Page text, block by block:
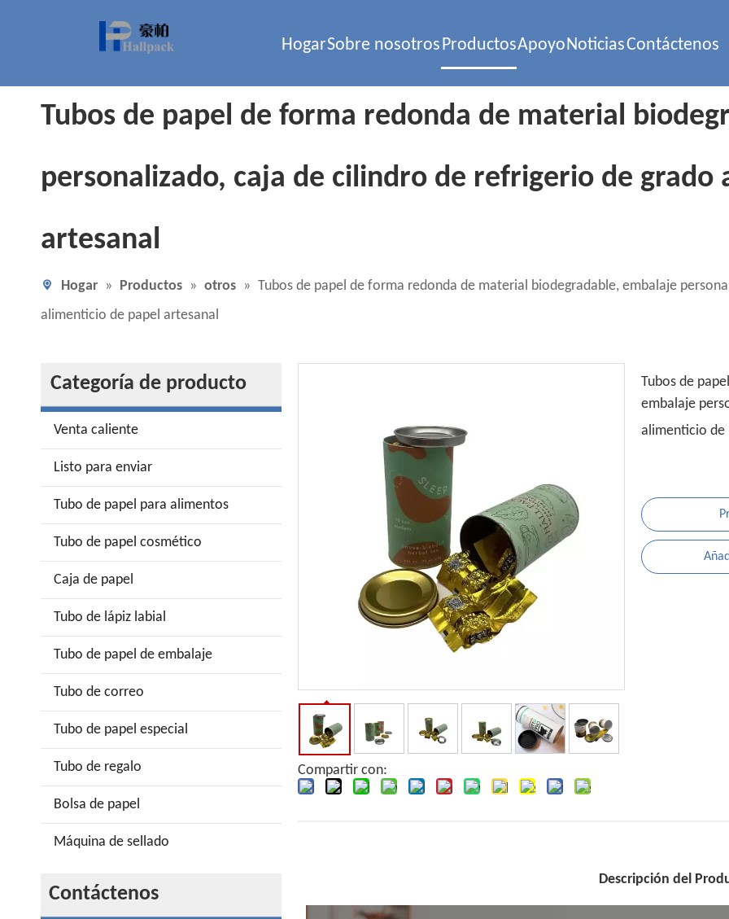
HogarSobre nosotrosProductosApoyoNoticiasContáctenos
Tubos de papel de forma redonda de material
personalizado, caja de cilindro de refrigerio de grado
artesanal
Hogar » Productos » otros » Tubos de papel de forma redonda de material biodegradable, embalaje
alimenticio de papel artesanal
Categoría de producto
Venta caliente
Listo para enviar
Tubo de papel para alimentos
Tubo de papel cosmético
Caja de papel
Tubo de lápiz labial
Tubo de papel de embalaje
Tubo de correo
Tubo de papel especial
Tubo de regalo
Bolsa de papel
Máquina de sellado
Contáctenos
Compartir con:
Tubos de
embalaje
alimenticio
Descripción del